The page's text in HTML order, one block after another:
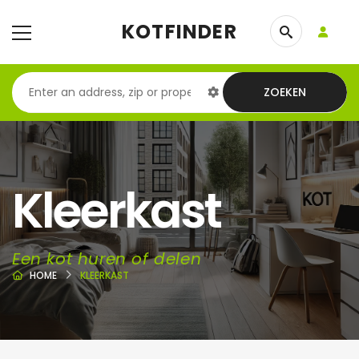
KOTFINDER
ZOEKEN
Kleerkast
Een kot huren of delen
HOME KLEERKAST